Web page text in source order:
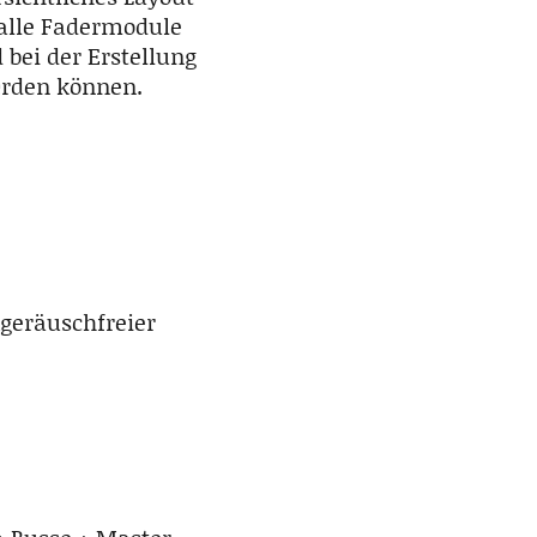
Fadermodule
der Erstellung
können.